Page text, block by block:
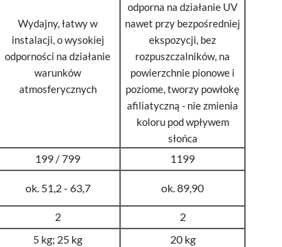
Wydajny, łatwy w
instalacji, o wysokiej
odporności na działanie
warunków
atmosferycznych
odporna na działanie UV
nawet przy bezpośredniej
ekspozycji, bez
rozpuszczalników, na
powierzchnie pionowe i
poziome, tworzy powłokę
afiliatyczną - nie zmienia
koloru pod wpływem
słońca
199 / 799
1199
ok. 51,2 - 63,7 ok. 89,90
2
2
5 kg; 25 kg
20 kg